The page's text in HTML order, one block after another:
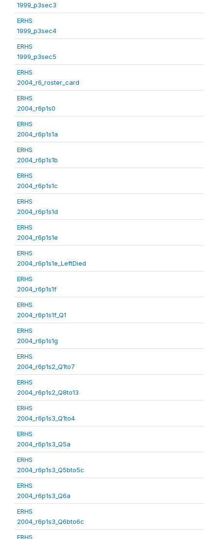
1999_p3sec3
ERHS
1999_p3sec4
ERHS
1999_p3sec5
ERHS
2004_r6_roster_card
ERHS
2004_r6p1s0
ERHS
2004_r6p1s1a
ERHS
2004_r6p1s1b
ERHS
2004_r6p1s1c
ERHS
2004_r6p1s1d
ERHS
2004_r6p1s1e
ERHS
2004_r6p1s1e_LeftDied
ERHS
2004_r6p1s1f
ERHS
2004_r6p1s1f_Q1
ERHS
2004_r6p1s1g
ERHS
2004_r6p1s2_Q1to7
ERHS
2004_r6p1s2_Q8to13
ERHS
2004_r6p1s3_Q1to4
ERHS
2004_r6p1s3_Q5a
ERHS
2004_r6p1s3_Q5bto5c
ERHS
2004_r6p1s3_Q6a
ERHS
2004_r6p1s3_Q6bto6c
ERHS